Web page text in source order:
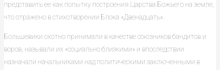
представить ее как попытку построения Царства Божьего на земле,
что отражено в стихотворении Блока «Двенадцать».
Большевики охотно принимали в качестве союзников бандитов и
воров, называли их «социально близкими» и впоследствии
назначали начальниками над политическими заключенными в